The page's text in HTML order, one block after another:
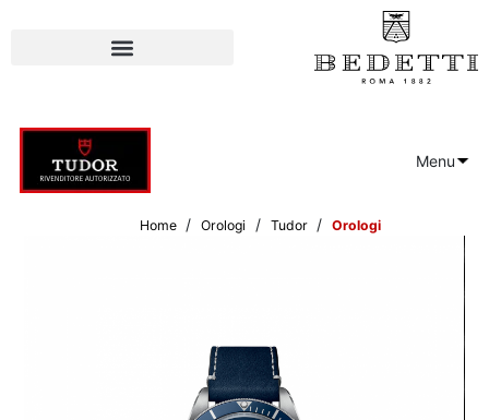
Menu
Home / Orologi / Tudor / Orologi